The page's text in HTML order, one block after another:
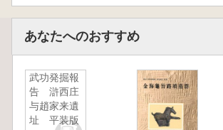
あなたへのおすすめ
武功発掘報
告 滸西庄
与趙家来遺
址 平装版